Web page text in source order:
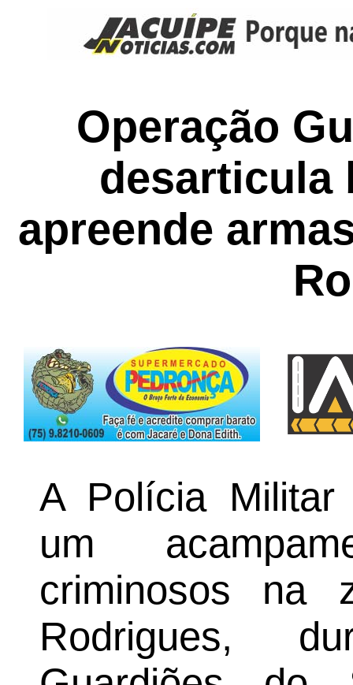
Operação
desarticula
apreende
A Polícia Militar
um
criminosos na
Rodrigues,